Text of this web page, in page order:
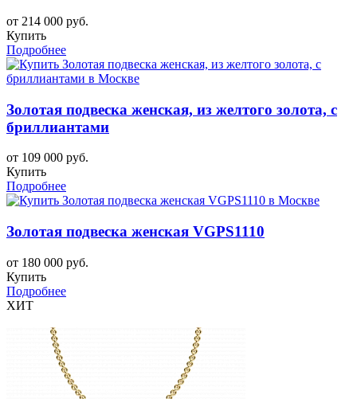
от 214 000 руб.
Купить
Подробнее
Золотая подвеска женская, из желтого золота, с
бриллиантами
от 109 000 руб.
Купить
Подробнее
Золотая подвеска женская VGPS1110
от 180 000 руб.
Купить
Подробнее
ХИТ